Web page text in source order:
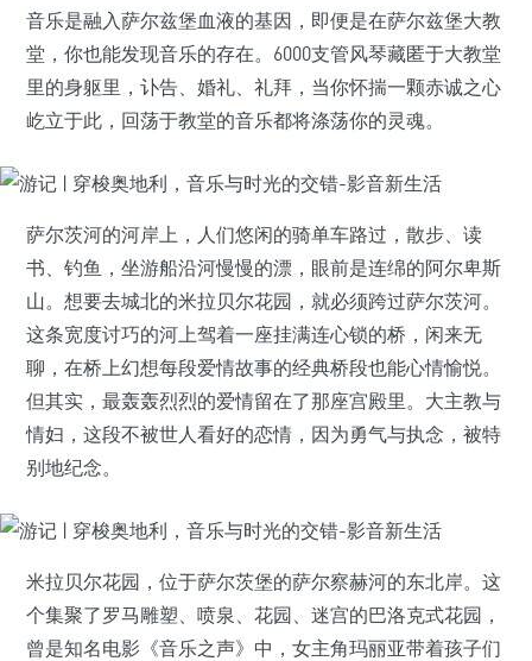
音乐是融入萨尔兹堡血液的基因，即便是在萨尔兹堡大教
堂，你也能发现音乐的存在。6000支管风琴藏匿于大教堂
里的身躯里，讣告、婚礼、礼拜，当你怀揣一颗赤诚之心
屹立于此，回荡于教堂的音乐都将涤荡你的灵魂。
萨尔茨河的河岸上，人们悠闲的骑单车路过，散步、读
书、钓鱼，坐游船沿河慢慢的漂，眼前是连绵的阿尔卑斯
山。想要去城北的米拉贝尔花园，就必须跨过萨尔茨河。
这条宽度讨巧的河上驾着一座挂满连心锁的桥，闲来无
聊，在桥上幻想每段爱情故事的经典桥段也能心情愉悦。
但其实，最轰轰烈烈的爱情留在了那座宫殿里。大主教与
情妇，这段不被世人看好的恋情，因为勇气与执念，被特
别地纪念。
米拉贝尔花园，位于萨尔茨堡的萨尔察赫河的东北岸。这
个集聚了罗马雕塑、喷泉、花园、迷宫的巴洛克式花园，
曾是知名电影《音乐之声》中，女主角玛丽亚带着孩子们